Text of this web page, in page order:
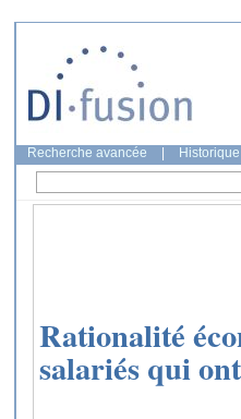
Recherche avancée
Rationalité
salariés qui